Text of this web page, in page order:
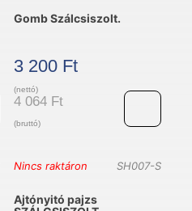
AISI
mennyiség
Gomb Szálcsiszolt.
3 200 Ft
(nettó)
4 064 Ft
(bruttó)
mennyiség
SH007-S
Nincs raktáron
Ajtónyitó pajzs